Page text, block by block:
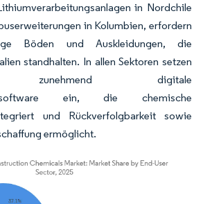
in Nordchile
in Kolumbien, erfordern
Böden und Auskleidungen, die
standhalten. In allen Sektoren setzen
zunehmend digitale
ein, die chemische
und Rückverfolgbarkeit sowie
ermöglicht.